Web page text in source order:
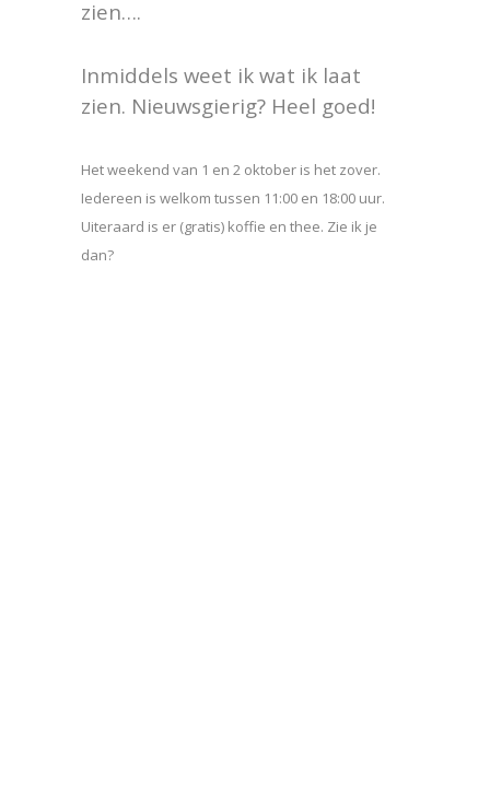
zien….
Inmiddels weet ik wat ik laat
zien. Nieuwsgierig? Heel goed!
Het weekend van 1 en 2 oktober is het zover.
Iedereen is welkom tussen 11:00 en 18:00 uur.
Uiteraard is er (gratis) koffie en thee. Zie ik je
dan?